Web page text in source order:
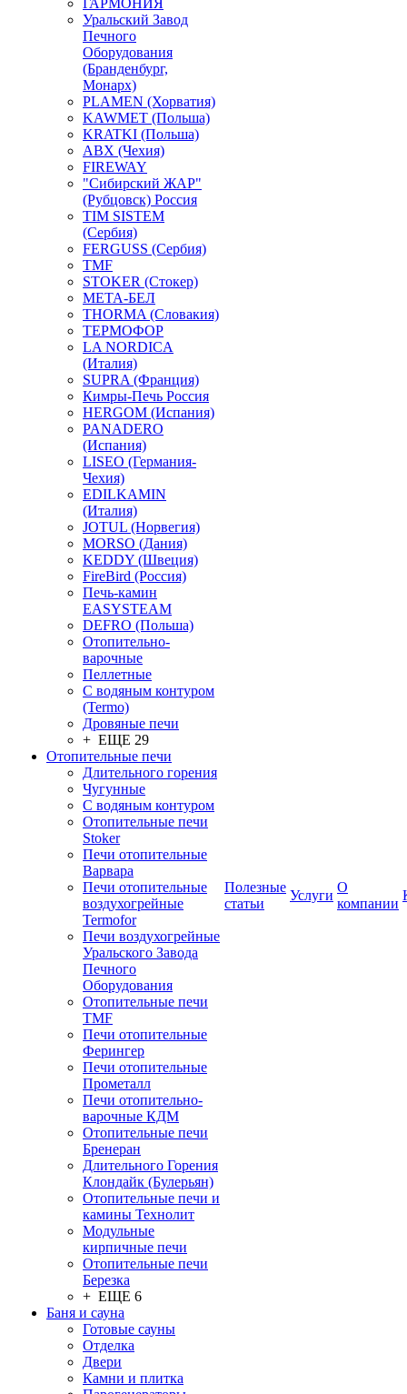
ГАРМОНИЯ
Уральский Завод
Печного
Оборудования
(Бранденбург,
Монарх)
PLAMEN (Хорватия)
KAWMET (Польша)
KRATKI (Польша)
ABX (Чехия)
FIREWAY
"Сибирский ЖАР"
(Рубцовск) Россия
TIM SISTEM
(Сербия)
FERGUSS (Сербия)
TMF
STOKER (Стокер)
МЕТА-БЕЛ
THORMA (Словакия)
ТЕРМОФОР
LA NORDICA
(Италия)
SUPRA (Франция)
Кимры-Печь Россия
HERGOM (Испания)
PANADERO
(Испания)
LISEO (Германия-
Чехия)
EDILKAMIN
(Италия)
JOTUL (Норвегия)
MORSO (Дания)
KEDDY (Швеция)
FireBird (Россия)
Печь-камин
EASYSTEAM
DEFRO (Польша)
Отопительно-
варочные
Пеллетные
С водяным контуром
(Termo)
Дровяные печи
+ ЕЩЕ 29
Отопительные печи
Длительного горения
Чугунные
C водяным контуром
Отопительные печи
Stoker
Печи отопительные
Варвара
Печи отопительные
воздухогрейные
Termofor
Печи воздухогрейные
Уральского Завода
Печного
Оборудования
Отопительные печи
TMF
Печи отопительные
Ферингер
Печи отопительные
Прометалл
Печи отопительно-
варочные КДМ
Отопительные печи
Бренеран
Длительного Горения
Клондайк (Булерьян)
Отопительные печи и
камины Технолит
Модульные
кирпичные печи
Отопительные печи
Березка
+ ЕЩЕ 6
Баня и сауна
Готовые сауны
Отделка
Двери
Камни и плитка
Полезные
статьи
Услуги
О
компании